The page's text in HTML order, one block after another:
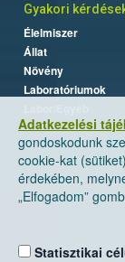
Adatkezelési
gondoskodunk
cookie-kat
érdekében,
„Elfogadom”
Statisztikai
Gyakori
Élelmiszer
Állat
Növény
Laboratóriumok